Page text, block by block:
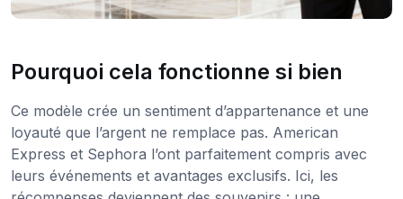
Pourquoi cela fonctionne si bien
Ce modèle crée un sentiment d’appartenance et une
loyauté que l’argent ne remplace pas. American
Express et Sephora l’ont parfaitement compris avec
leurs événements et avantages exclusifs. Ici, les